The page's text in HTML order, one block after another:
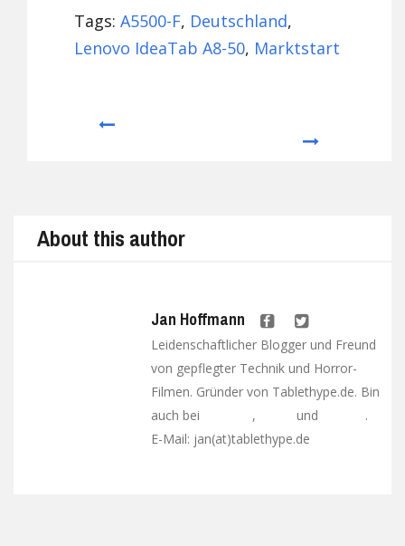
Tags:A5500-F, Deutschland,
Lenovo IdeaTab A8-50, Marktstart
About this author
Jan Hoffmann
Leidenschaftlicher Blogger und Freund
von gepflegter Technik und Horror-
Filmen. Gründer von Tablethype.de. Bin
auch bei
, und
.
E-Mail: jan(at)tablethype.de